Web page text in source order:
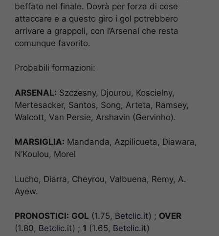
beffato nel finale. Dovrà per forza di cose
attaccare e a questo giro i gol potrebbero
arrivare a grappoli, con l’Arsenal che resta
comunque favorito.
Probabili formazioni:
ARSENAL: Szczesny, Djourou, Koscielny,
Mertesacker, Santos, Song, Arteta, Ramsey,
Walcott, Van Persie, Arshavin (Gervinho).
MARSIGLIA: Mandanda, Azpilicueta, Diawara,
N’Koulou, Morel
Lucho, Diarra, Cheyrou, Valbuena, Remy, A.
Ayew.
PRONOSTICI: GOL (1.75, Betclic.it) ; OVER
(1.80, Betclic.it) ; 1 (1.65, Betclic.it)